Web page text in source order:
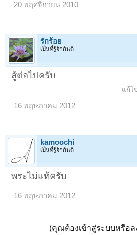
20 พฤศจิกายน 2010
รักร้อย
เป็นที่รู้จักกันดี
สู้ต่อไปครับ
แก้ไ
16 พฤษภาคม 2012
kamoochi
เป็นที่รู้จักกันดี
พระไม่แท้ครับ
16 พฤษภาคม 2012
(คุณต้องเข้าสู่ระบบหรือล